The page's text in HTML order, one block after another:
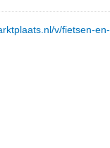
v/fietsen-